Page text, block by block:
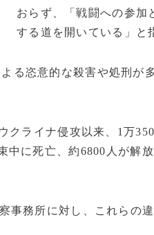
おらず、「戦闘への参加
する道を開いている」と
る恣意的な殺害や処刑が
クライナ侵攻以来、1万
中に死亡、約6800人が解
事務所に対し、これらの